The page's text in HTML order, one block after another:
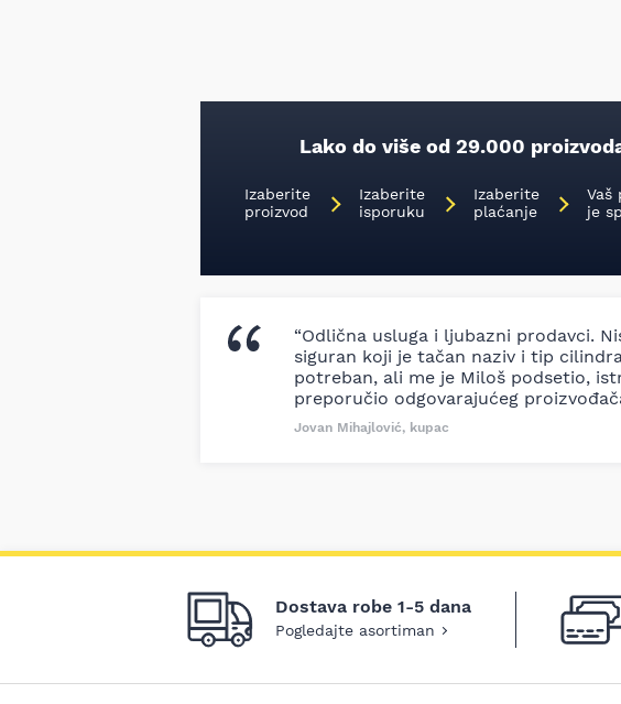
Lako do više od 29.000
Izaberite
proizvod
Izaberite
isporuku
Izaberite
plaćanje
Vaš
je
“Odlična usluga i ljubazni prodavci.
siguran koji je tačan naziv i tip
potreban, ali me je Miloš podsetio,
preporučio odgovarajućeg
Jovan Mihajlović, kupac
Dostava robe 1-5 dana
Pogledajte asortiman